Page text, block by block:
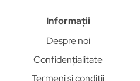
Informații
Despre noi
Confidențialitate
Termeni și condiții